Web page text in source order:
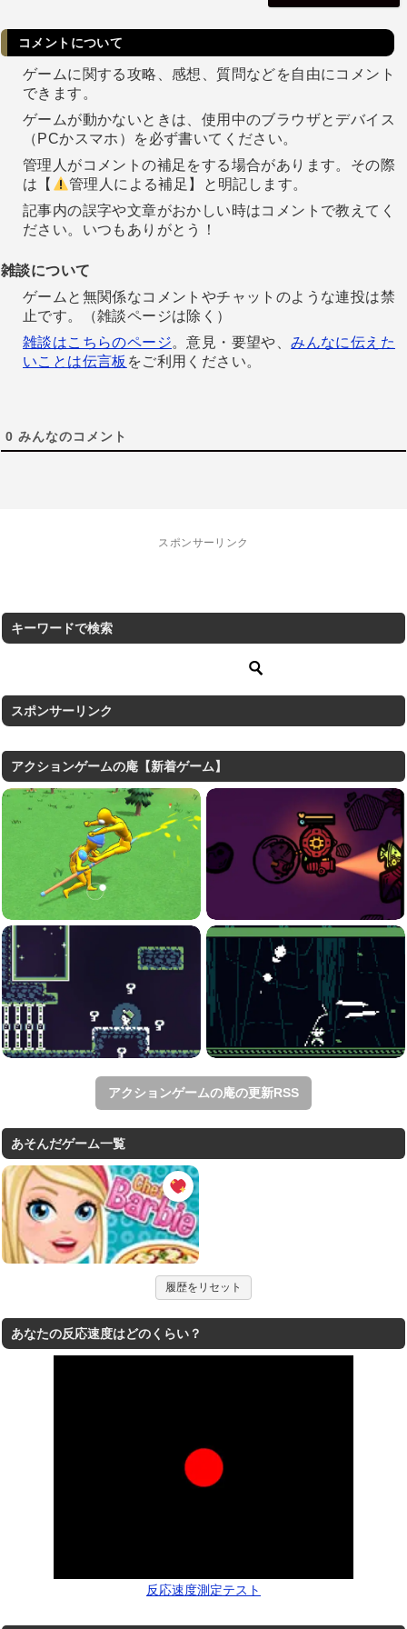
コメントについて
ゲームに関する攻略、感想、質問などを自由にコメント
できます。
ゲームが動かないときは、使用中のブラウザとデバイス
（PCかスマホ）を必ず書いてください。
管理人がコメントの補足をする場合があります。その際
は【
管理人による補足】と明記します。
記事内の誤字や文章がおかしい時はコメントで教えてく
ださい。いつもありがとう！
雑談について
ゲームと無関係なコメントやチャットのような連投は禁
止です。（雑談ページは除く）
雑談はこちらのページ。意見・要望や、みんなに伝えた
いことは伝言板 をご利用ください。
0 みんなのコメント
スポンサーリンク
キーワードで検索
スポンサーリンク
アクションゲームの庵【新着ゲーム】
アクションゲームの庵の更新RSS
あそんだゲーム一覧
履歴をリセット
あなたの反応速度はどのくらい？
反応速度測定テスト